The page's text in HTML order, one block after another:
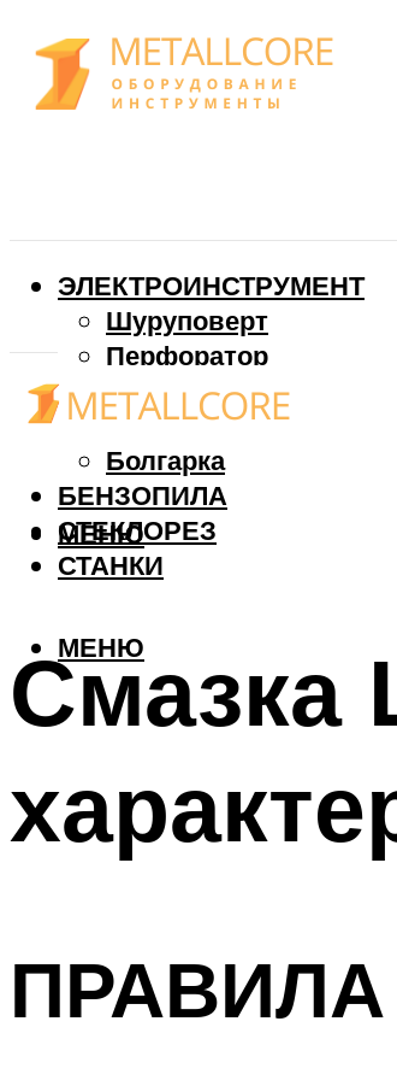
ЭЛЕКТРОИНСТРУМЕНТ
Шуруповерт
Перфоратор
Дрель
Фрезер
Болгарка
БЕНЗОПИЛА
СТЕКЛОРЕЗ
СТАНКИ
МЕНЮ
МЕНЮ
Смазка